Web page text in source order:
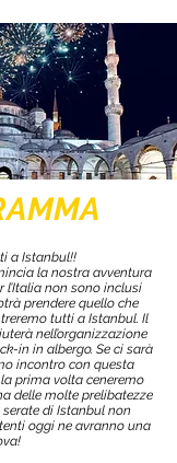
a Istanbul!!
la nostra avventura
l’Italia non sono inclusi
prendere quello che
tutti a Istanbul. Il
nell’organizzazione
in in albergo. Se ci sarà
incontro con questa
prima volta ceneremo
delle molte prelibatezze
di Istanbul non
oggi ne avranno una